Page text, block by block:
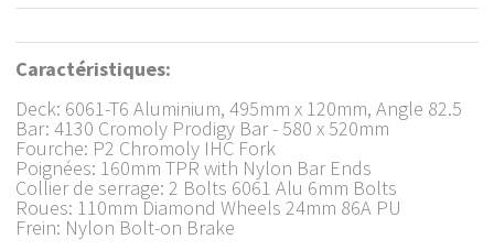
Caractéristiques:
Deck: 6061-T6 Aluminium, 495mm x 120mm, Angle 82.5
Bar: 4130 Cromoly Prodigy Bar - 580 x 520mm
Fourche: P2 Chromoly IHC Fork
Poignées: 160mm TPR with Nylon Bar Ends
Collier de serrage: 2 Bolts 6061 Alu 6mm Bolts
Roues: 110mm Diamond Wheels 24mm 86A PU
Frein: Nylon Bolt-on Brake